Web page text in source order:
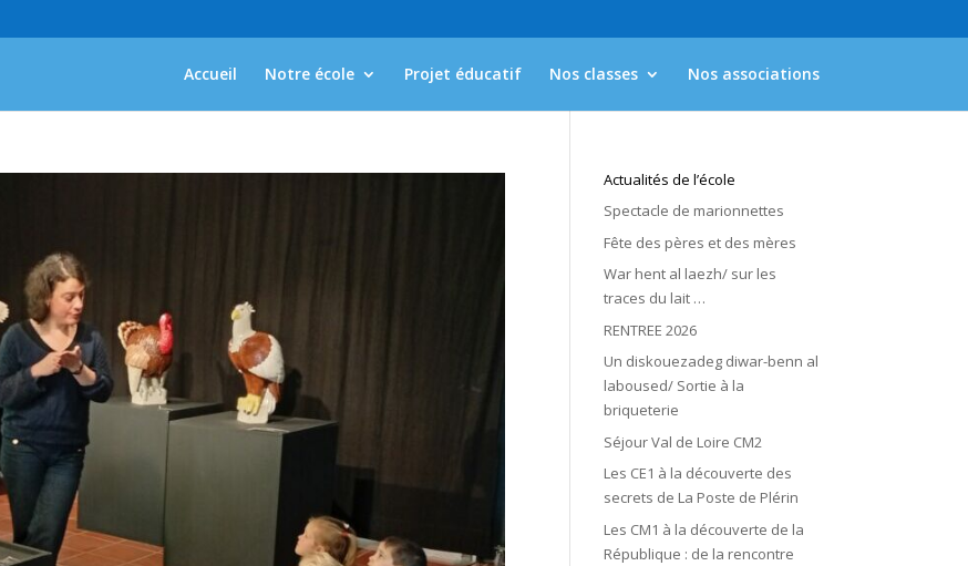
Accueil Notre école Projet éducatif Nos classes Nos associations
Actualités de l’école
Spectacle de marionnettes
Fête des pères et des mères
War hent al laezh/ sur les
traces du lait …
RENTREE 2026
Un diskouezadeg diwar-benn al
laboused/ Sortie à la
briqueterie
Séjour Val de Loire CM2
Les CE1 à la découverte des
secrets de La Poste de Plérin
Les CM1 à la découverte de la
République : de la rencontre